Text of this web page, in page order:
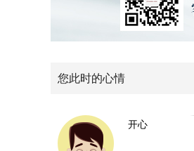
您此时的心情
开心